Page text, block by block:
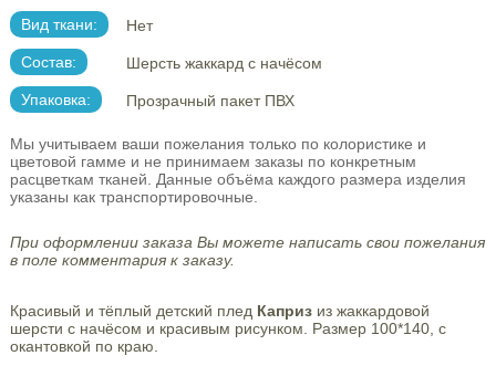
Вид ткани: Нет
Состав: Шерсть жаккард с начёсом
Упаковка: Прозрачный пакет ПВХ
Мы учитываем ваши пожелания только по колористике и
цветовой гамме и не принимаем заказы по конкретным
расцветкам тканей. Данные объёма каждого размера изделия
указаны как транспортировочные.
При оформлении заказа Вы можете написать свои пожелания
в поле комментария к заказу.
Красивый и тёплый детский плед Капризиз жаккардовой
шерсти с начёсом и красивым рисунком. Размер 100*140, с
окантовкой по краю.